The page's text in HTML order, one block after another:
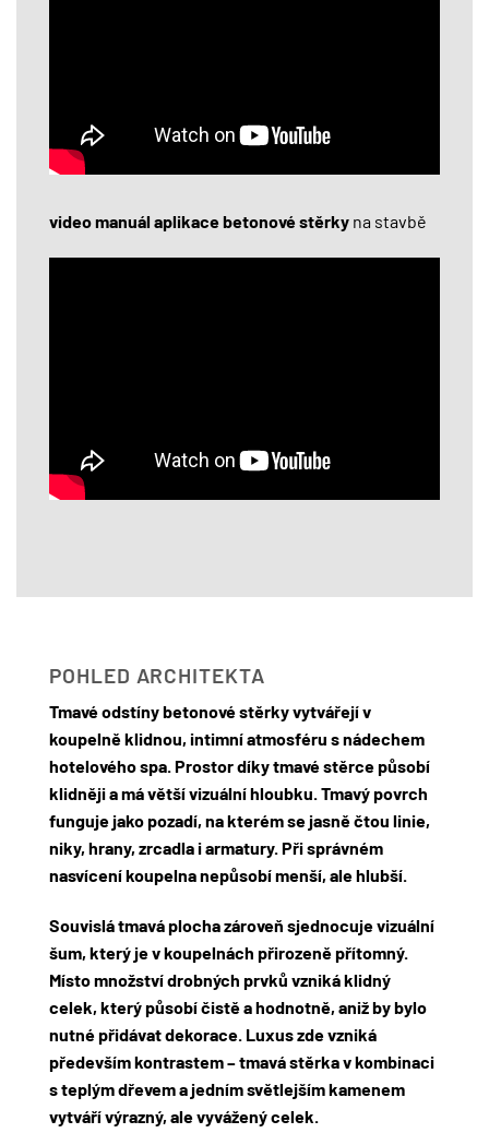
video manuál aplikace betonové stěrky na stavbě
POHLED ARCHITEKTA
Tmavé odstíny betonové stěrky vytvářejí v
koupelně klidnou, intimní atmosféru s nádechem
hotelového spa. Prostor díky tmavé stěrce působí
klidněji a má větší vizuální hloubku. Tmavý povrch
funguje jako pozadí, na kterém se jasně čtou linie,
niky, hrany, zrcadla i armatury. Při správném
nasvícení koupelna nepůsobí menší, ale hlubší.
Souvislá tmavá plocha zároveň sjednocuje vizuální
šum, který je v koupelnách přirozeně přítomný.
Místo množství drobných prvků vzniká klidný
celek, který působí čistě a hodnotně, aniž by bylo
nutné přidávat dekorace. Luxus zde vzniká
především kontrastem – tmavá stěrka v kombinaci
s teplým dřevem a jedním světlejším kamenem
vytváří výrazný, ale vyvážený celek.